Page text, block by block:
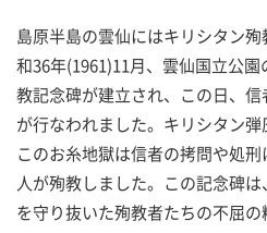
島原半島の雲仙にはキリシタン
和36年(1961)11月、雲仙国立公
教記念碑が建立され、この日、
が行なわれました。キリシタン弾
このお糸地獄は信者の拷問や処
人が殉教しました。この記念碑
を守り抜いた殉教者たちの不屈